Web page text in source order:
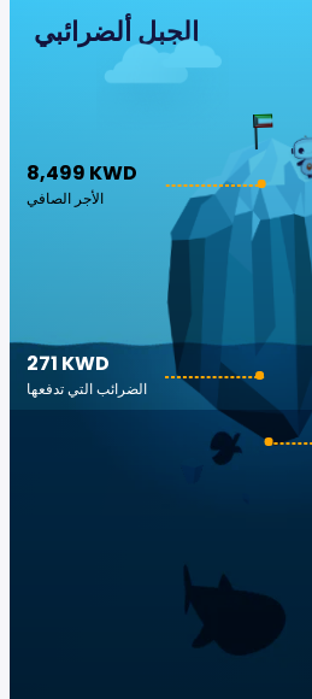
الجبل ألضرائبي
8,499 KWD
الأجر الصافي
271 KWD
الضرائب التي تدفعها